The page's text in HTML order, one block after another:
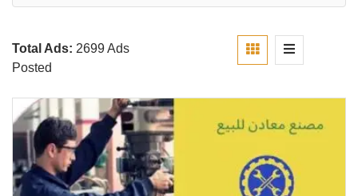
Total Ads: 2699 Ads
Posted